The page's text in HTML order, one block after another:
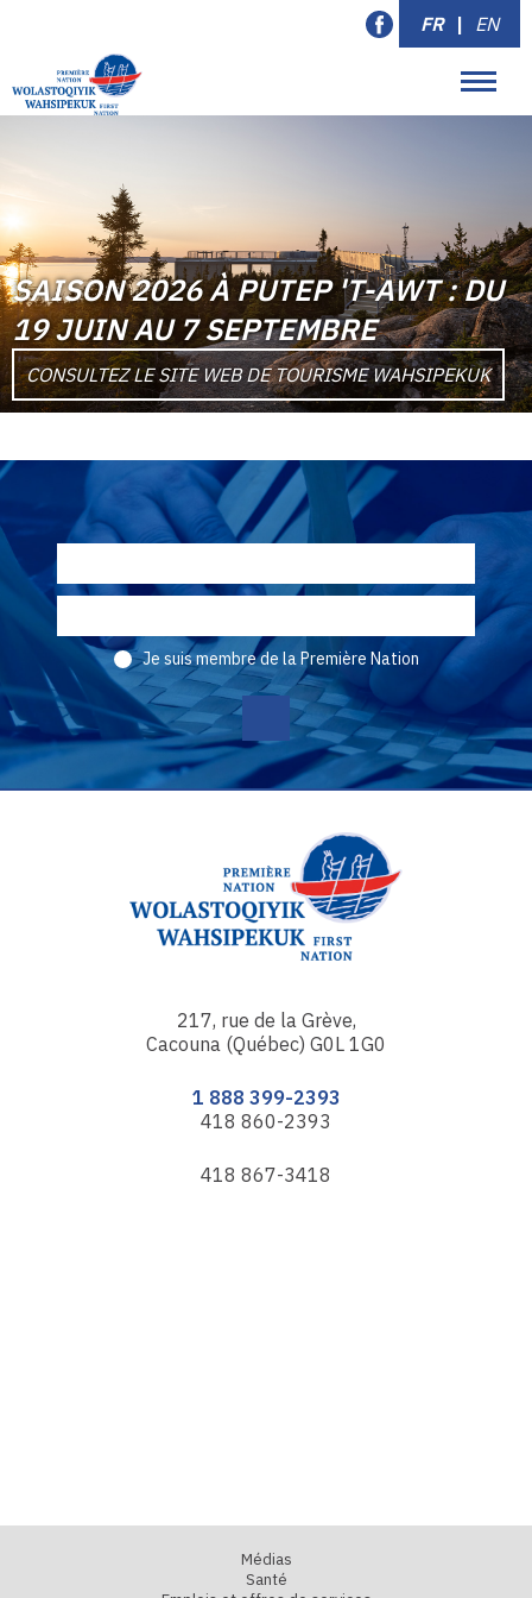
FR | EN
SAISON 2026 À PUTEP 'T-AWT : DU
19 JUIN AU 7 SEPTEMBRE
CONSULTEZ LE SITE WEB DE TOURISME WAHSIPEKUK
Je suis membre de la Première Nation
217, rue de la Grève,
Cacouna (Québec) G0L 1G0
1 888 399-2393
418 860-2393
418 867-3418
Médias
Santé